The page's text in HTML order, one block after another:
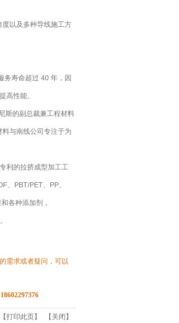
以及多种导线施工方
务寿命超过 40 年，因
高性能。
斯的副总裁兼工程材料
与南线公司专注于为
利的拉挤成型加工工
、PBT/PET、PP、
各种添加剂，
的需求或者疑问，可以
打印此页】 【关闭】